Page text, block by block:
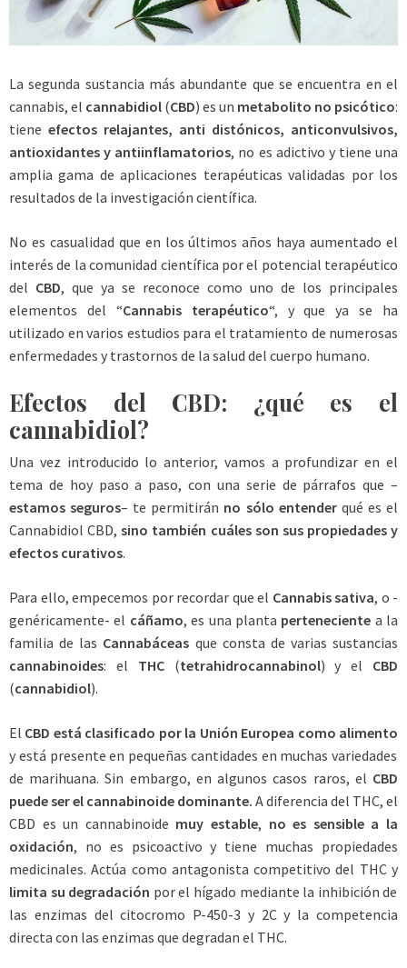
La segunda sustancia más abundante que se encuentra en el
cannabis, el cannabidiol (CBD) es un metabolito no psicótico:
tiene efectos relajantes, anti distónicos, anticonvulsivos,
antioxidantes y antiinflamatorios, no es adictivo y tiene una
amplia gama de aplicaciones terapéuticas validadas por los
resultados de la investigación científica.
No es casualidad que en los últimos años haya aumentado el
interés de la comunidad científica por el potencial terapéutico
del CBD, que ya se reconoce como uno de los principales
elementos del “Cannabis terapéutico“, y que ya se ha
utilizado en varios estudios para el tratamiento de numerosas
enfermedades y trastornos de la salud del cuerpo humano.
Efectos del CBD: ¿qué es el
cannabidiol?
Una vez introducido lo anterior, vamos a profundizar en el
tema de hoy paso a paso, con una serie de párrafos que –
estamos seguros– te permitirán no sólo entenderqué es el
Cannabidiol CBD,sino también cuáles son sus propiedades y
efectos curativos.
Para ello, empecemos por recordar que el Cannabis sativa, o -
genéricamente- el cáñamo, es una planta perteneciente a la
familia de las Cannabáceas que consta de varias sustancias
cannabinoides: el THC (tetrahidrocannabinol) y el CBD
(cannabidiol).
El CBD está clasificado por la Unión Europea como alimento
y está presente en pequeñas cantidades en muchas variedades
de marihuana. Sin embargo, en algunos casos raros, el CBD
puede ser el cannabinoide dominante. A diferencia del THC, el
CBD es un cannabinoide muy estable, no es sensible a la
oxidación, no es psicoactivo y tiene muchas propiedades
medicinales. Actúa como antagonista competitivo del THC y
limita su degradación por el hígado mediante la inhibición de
las enzimas del citocromo P-450-3 y 2C y la competencia
directa con las enzimas que degradan el THC.